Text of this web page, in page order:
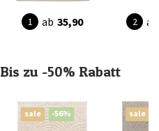
ab 35,90 ab
Bis zu -50% Rabatt
sale -56% sale